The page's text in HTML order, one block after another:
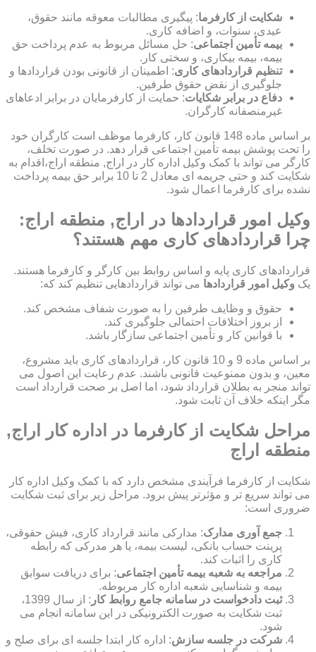
شکایت از کارفرما: پیگیری مطالبات معوقه مانند حقوق،
عیدی، سنوات، و اضافه کاری.
بیمه تأمین اجتماعی: حل مسائل مربوط به عدم پرداخت حق
بیمه، بیمه بیکاری، و سختی کار.
تنظیم قراردادهای کاری: اطمینان از قانونی بودن قراردادها و
جلوگیری از نقض حقوق طرفین.
دفاع در برابر شکایات: حمایت از کارفرمایان در برابر ادعاهای
غیرمنصفانه کارگران.
بر اساس ماده 148 قانون کار، کارفرما موظف است کارگران خود
را تحت پوشش بیمه تأمین اجتماعی قرار دهد. در صورت تخلف،
کارگر می تواند با کمک وکیل اداره کار در اراج, منطقه اراج،اقدام به
شکایت کند و حتی جریمه ای معادل 2 تا 10 برابر حق بیمه پرداخت
نشده برای کارفرما اعمال شود.
وکیل امور قراردادها در اراج, منطقه اراج:
چرا قراردادهای کاری مهم هستند؟
قراردادهای کاری پایه و اساس روابط بین کارگر و کارفرما هستند.
یک وکیل امور قراردادها می تواند قراردادهایی تنظیم کند که:
حقوق و وظایف طرفین را به صورت شفاف مشخص کند.
از بروز اختلافات احتمالی جلوگیری کند.
با قوانین کار و تأمین اجتماعی سازگار باشد.
بر اساس ماده 9 و 10 قانون کار، قراردادهای کاری باید مشروع،
معین، و بدون ممنوعیت قانونی باشند. عدم رعایت این اصول می
تواند منجر به بطلان قرارداد شود، اما اصل بر صحت قرارداد است
مگر اینکه خلاف آن ثابت شود.
مراحل شکایت از کارفرما در اداره کار اراج,
منطقه اراج
شکایت از کارفرما فرآیندی مشخص دارد که با کمک وکیل اداره کار
می تواند سریع تر و مؤثرتر پیش برود. مراحل زیر برای ثبت شکایت
ضروری است:
جمع آوری مدارک: مدارکی مانند قرارداد کاری، فیش حقوقی،
پرینت حساب بانکی، لیست بیمه، یا هر مدرکی که رابطه
کاری را اثبات کند.
مراجعه به شعبه بیمه تأمین اجتماعی: برای دریافت سوابق
بیمه و شناسایی شعبه اداره کار مربوطه.
ثبت دادخواست در سامانه جامع روابط کار
: از سال 1399،
ثبت شکایت به صورت الکترونیکی در این سامانه انجام می
شود.
شرکت در جلسه سازش: اداره کار ابتدا جلسه ای برای صلح و